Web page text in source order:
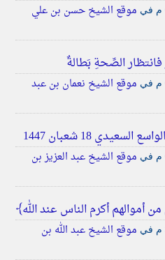
في موقع الشيخ حسن بن علي
الصِّحةِ بَطالةٌ
في موقع الشيخ نعمان بن عبد
18 شعبان 1447
في موقع الشيخ عبد العزيز بن
أموالهم أكرم الناس عند الله﴾
في موقع الشيخ عبد الله بن